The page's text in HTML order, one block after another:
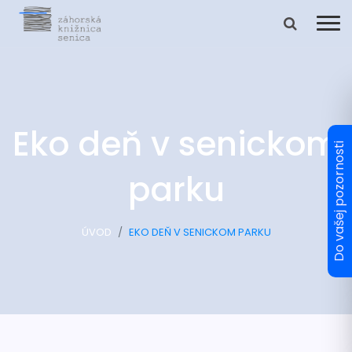
Eko deň v senickom
parku
ÚVOD EKO DEŇ V SENICKOM PARKU